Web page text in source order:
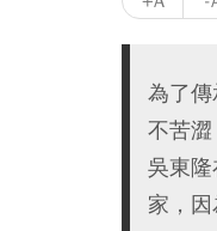
為了
不苦
吳東
家，